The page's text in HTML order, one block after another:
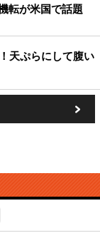
転が米国で話題
天ぷらにして腹い